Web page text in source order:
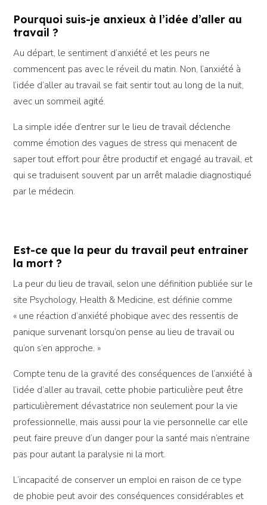
Pourquoi suis-je anxieux à l’idée d’aller au
travail ?
Au départ, le sentiment d’anxiété et les peurs ne
commencent pas avec le réveil du matin. Non, l’anxiété à
l’idée d’aller au travail se fait sentir tout au long de la nuit,
avec un sommeil agité.
La simple idée d’entrer sur le lieu de travail déclenche
comme émotion des vagues de stress qui menacent de
saper tout effort pour être productif et engagé au travail, et
qui se traduisent souvent par un arrêt maladie diagnostiqué
par le médecin.
Est-ce que la peur du travail peut entrainer
la mort ?
La peur du lieu de travail, selon une définition publiée sur le
site Psychology, Health & Medicine, est définie comme
« une réaction d’anxiété phobique avec des ressentis de
panique survenant lorsqu’on pense au lieu de travail ou
qu’on s’en approche. »
Compte tenu de la gravité des conséquences de l’anxiété à
l’idée d’aller au travail, cette phobie particulière peut être
particulièrement dévastatrice non seulement pour la vie
professionnelle, mais aussi pour la vie personnelle car elle
peut faire preuve d’un danger pour la santé mais n’entraine
pas pour autant la paralysie ni la mort.
L’incapacité de conserver un emploi en raison de ce type
de phobie peut avoir des conséquences considérables et